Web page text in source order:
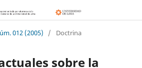
012 (2005) / Doctrina
sobre la